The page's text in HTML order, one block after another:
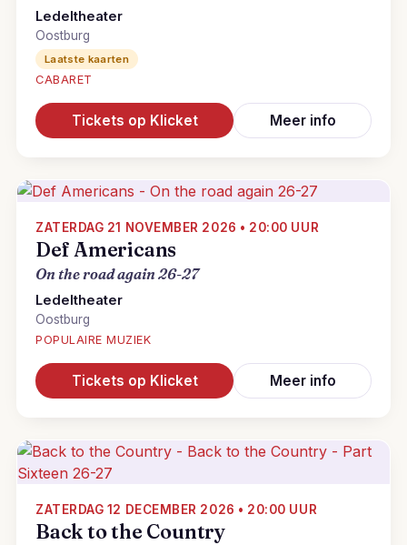
Ledeltheater
Oostburg
Laatste kaarten
CABARET
Tickets op Klicket Meer info
ZATERDAG 21 NOVEMBER 2026 • 20:00 UUR
Def Americans
On the road again 26-27
Ledeltheater
Oostburg
POPULAIRE MUZIEK
Tickets op Klicket Meer info
ZATERDAG 12 DECEMBER 2026 • 20:00 UUR
Back to the Country